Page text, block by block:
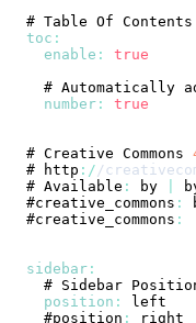
# Table Of Contents
toc :
enable :
true
  #
Automatically
number : true
# Creative Commons
# http : / /
# Available : by
#creative_commons :
#creative_commons :
sidebar :
  #
Sidebar
position :
  #position
: